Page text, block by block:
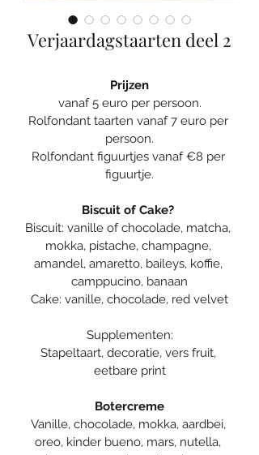
Verjaardagstaarten deel 2
Prijzen
vanaf 5 euro per persoon.
Rolfondant taarten vanaf 7 euro per
persoon.
Rolfondant figuurtjes vanaf €8 per
figuurtje.
Biscuit of Cake?
Biscuit: vanille of chocolade, matcha,
mokka, pistache, champagne,
amandel, amaretto, baileys, koffie,
camppucino, banaan
Cake: vanille, chocolade, red velvet
Supplementen:
Stapeltaart, decoratie, vers fruit,
eetbare print
Botercreme
Vanille, chocolade, mokka, aardbei,
oreo, kinder bueno, mars, nutella,